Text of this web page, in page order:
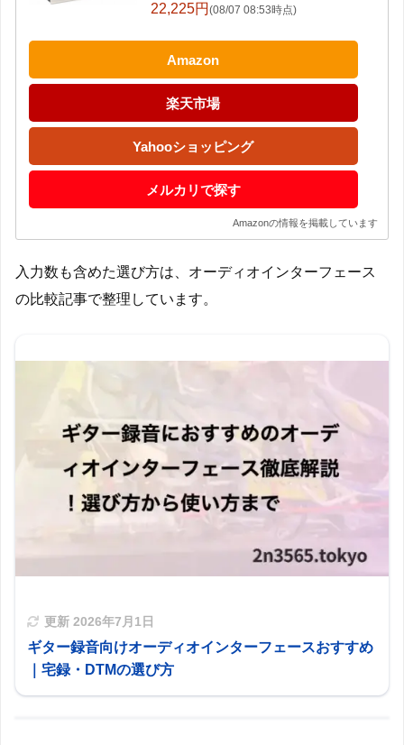
22,225円 (08/07 08:53時点)
Amazon
楽天市場
Yahooショッピング
メルカリで探す
Amazonの情報を掲載しています
入力数も含めた選び方は、オーディオインターフェース
の比較記事で整理しています。
更新 2026年7月1日
ギター録音向けオーディオインターフェースおすすめ
｜宅録・DTMの選び方